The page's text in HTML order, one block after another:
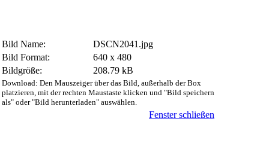
Bild Name:
DSCN2041.jpg
Bild Format:
640 x 480
Bildgröße:
208.79 kB
Download: Den Mauszeiger über das Bild, außerhalb der Box
platzieren, mit der rechten Maustaste klicken und "Bild speichern
als" oder "Bild herunterladen" auswählen.
Fenster schließen